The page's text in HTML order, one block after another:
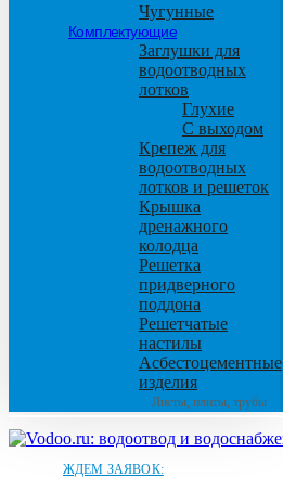
Чугунные
Комплектующие
Заглушки для
водоотводных
лотков
Глухие
С выходом
Крепеж для
водоотводных
лотков и решеток
Крышка
дренажного
колодца
Решетка
придверного
поддона
Решетчатые
настилы
Асбестоцементные
изделия
Листы, плиты, трубы
ЖДЕМ ЗАЯВОК: